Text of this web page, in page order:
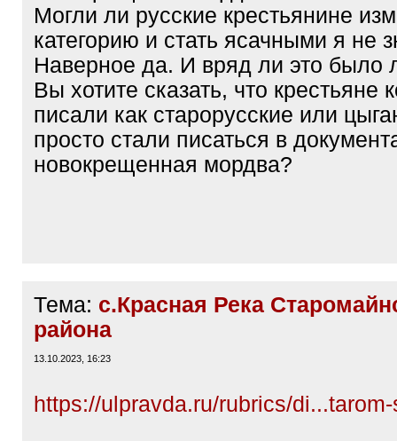
Могли ли русские крестьянине
категорию и стать ясачными я не
Наверное да. И вряд ли это было
Вы хотите сказать, что крестьяне
писали как старорусские или
просто стали писаться в
новокрещенная мордва?
Тема: с.Красная Река
района
13.10.2023, 16:23
https://ulpravda.ru/rubrics/